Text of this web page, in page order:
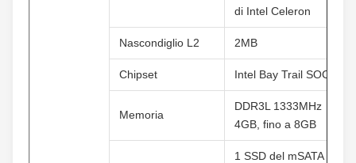
di Intel Celeron
Nascondiglio L2 2MB
Chipset Intel Bay Trail SOC
Memoria
DDR3L 1333MHz
4GB, fino a 8GB
1 SSD del mSATA